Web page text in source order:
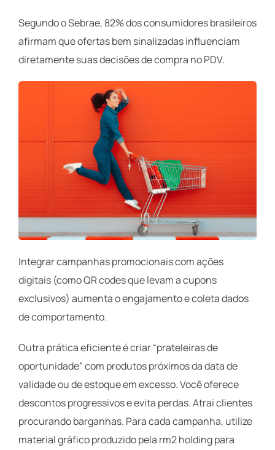
Segundo o Sebrae, 82% dos consumidores brasileiros
afirmam que ofertas bem sinalizadas influenciam
diretamente suas decisões de compra no PDV.
Integrar campanhas promocionais com ações
digitais (como QR codes que levam a cupons
exclusivos) aumenta o engajamento e coleta dados
de comportamento.
Outra prática eficiente é criar “prateleiras de
oportunidade” com produtos próximos da data de
validade ou de estoque em excesso. Você oferece
descontos progressivos e evita perdas. Atrai clientes
procurando barganhas. Para cada campanha, utilize
material gráfico produzido pela rm2 holding para